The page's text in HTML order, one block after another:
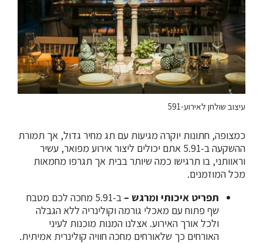
עיצוב שולחן לאירוע-591
כמצופה, חתונות יוקרה מגיעות עם תג מחיר גדול, אך תמורת
ההשקעה ב-5.91 אתם יכולים ליצור אירוע מפואר, עשיר
וראוותני, בו תרגישו כמה שיותר בבית אך תגרפו מחמאות
מכל המוזמנים.
תפריט איכותי ומרגש – ב-5.91 מחכה לכם
מטבח
שף פתוח עם מאכלי גורמה וקולינריה ללא הגבלה
ולכל אורך האירוע. אצלנו המנות מוכנות לעיני
האורחים כך שלאורחים מחכה חוויה קולינרית אמיתית.